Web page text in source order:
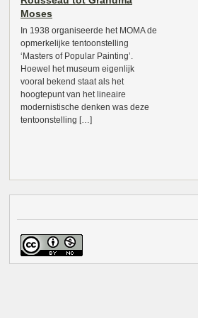
Moses
In 1938 organiseerde het MOMA de
opmerkelijke tentoonstelling
‘Masters of Popular Painting’.
Hoewel het museum eigenlijk
vooral bekend staat als het
hoogtepunt van het lineaire
modernistische denken was deze
tentoonstelling […]